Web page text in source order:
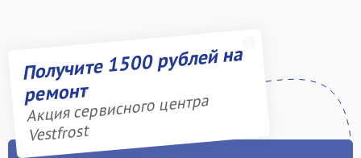
Получите 1500 рублей на
ремонт
Акция сервисного центра
Vestfrost